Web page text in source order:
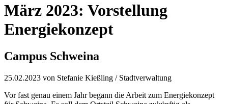
März 2023: Vorstellung
Energiekonzept
Campus Schweina
25.02.2023 von Stefanie Kießling / Stadtverwaltung
Vor fast genau einem Jahr begann die Arbeit zum Energiekonzept